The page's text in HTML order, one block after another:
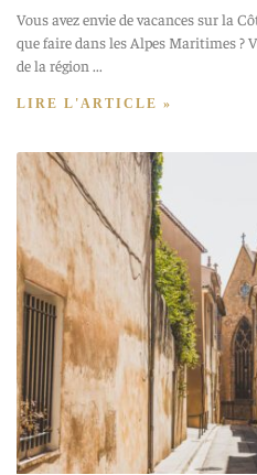
Vous avez envie de vacances sur la
que faire dans les Alpes Maritimes ?
de la région
LIRE L'ARTICLE »